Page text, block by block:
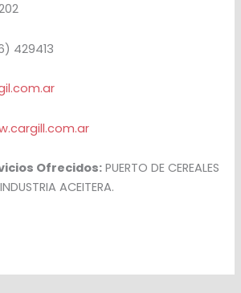
429413
Ofrecidos: PUERTO DE CEREALES
ACEITERA.